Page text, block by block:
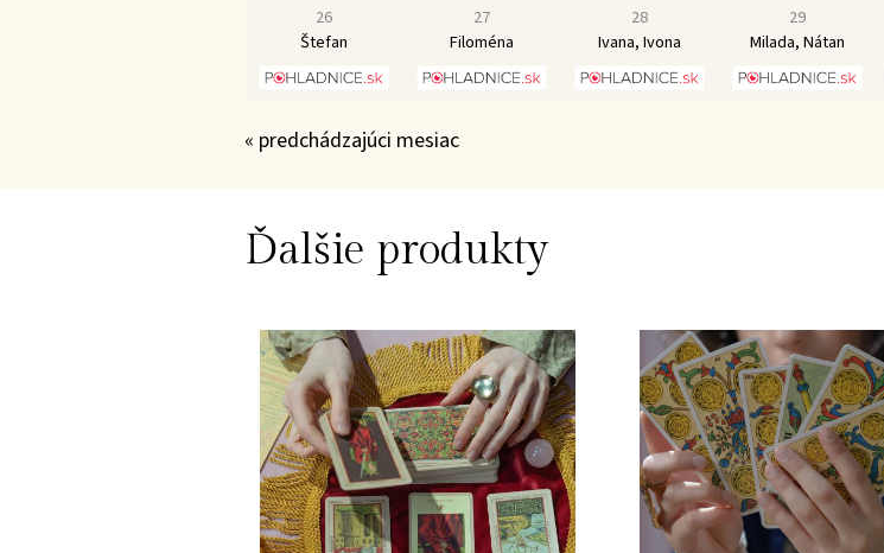
26
Štefan
27
Filoména
28
Ivana, Ivona
29
Milada, Nátan
« predchádzajúci mesiac
Ďalšie produkty